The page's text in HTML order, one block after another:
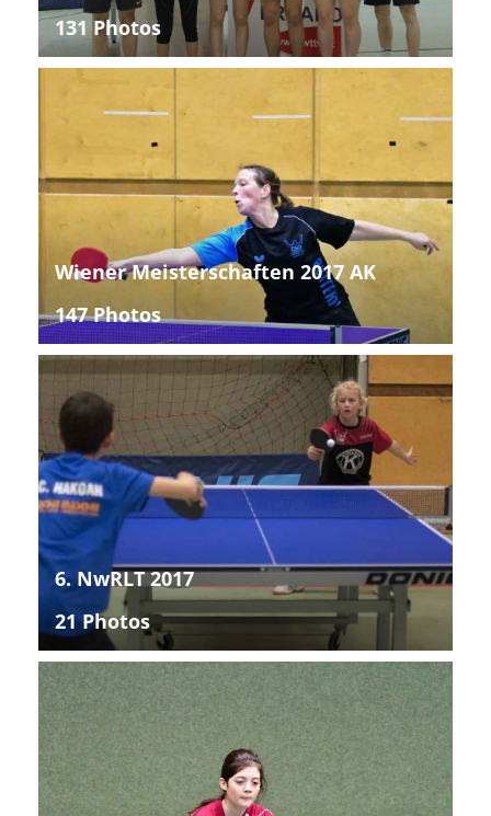
131 Photos
Wiener Meisterschaften 2017 AK
147 Photos
6. NwRLT 2017
21 Photos